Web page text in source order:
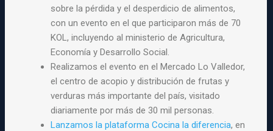
sobre la pérdida y el desperdicio de alimentos,
con un evento en el que participaron más de 70
KOL, incluyendo al ministerio de Agricultura,
Economía y Desarrollo Social.
Realizamos el evento en el Mercado Lo Valledor,
el centro de acopio y distribución de frutas y
verduras más importante del país, visitado
diariamente por más de 30 mil personas.
Lanzamos la plataforma Cocina la diferencia, en